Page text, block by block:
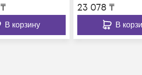
₸
В корзину
23 078 ₸
В